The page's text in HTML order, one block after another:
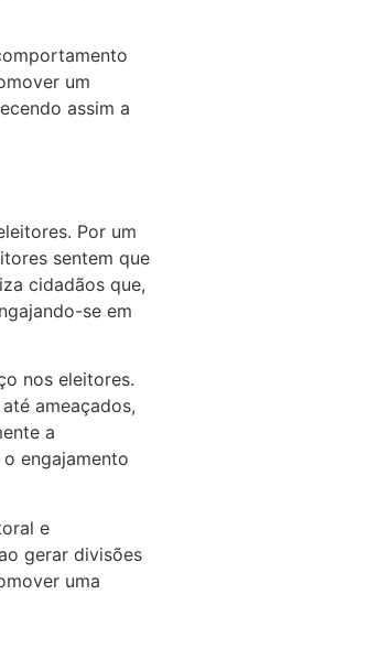
um
assim a
Por um
sentem que
cidadãos que,
se em
nos eleitores.
ameaçados,
a
engajamento
e
gerar divisões
uma